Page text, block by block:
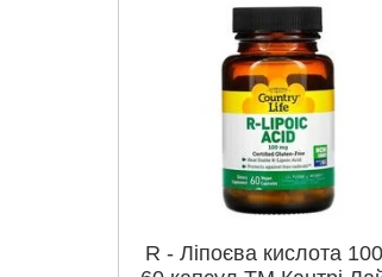
R - Ліпоєва кислота